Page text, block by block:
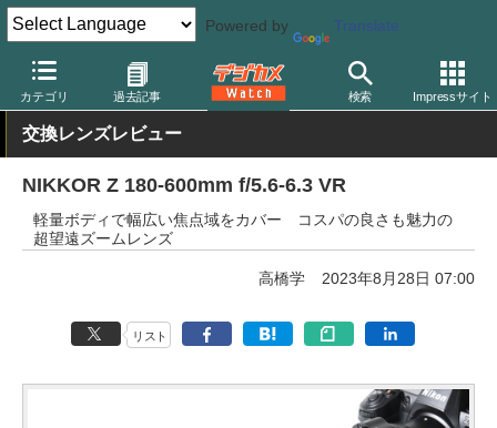
Powered by Translate
カテゴリ 過去記事 検索 Impressサイト
デジカメ Watch レンズ 交換レンズ ニコン
交換レンズレビュー
NIKKOR Z 180-600mm f/5.6-6.3 VR
軽量ボディで幅広い焦点域をカバー コスパの良さも魅力の
超望遠ズームレンズ
高橋学 2023年8月28日 07:00
リスト